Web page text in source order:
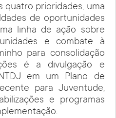
quatro prioridades, uma
de oportunidades
linha de ação sobre
e combate à
para consolidação
é a divulgação e
em um Plano de
para Juventude,
e programas